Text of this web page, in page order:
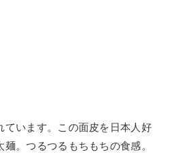
ています。この面皮を日本人好
。つるつるもちもちの食感。